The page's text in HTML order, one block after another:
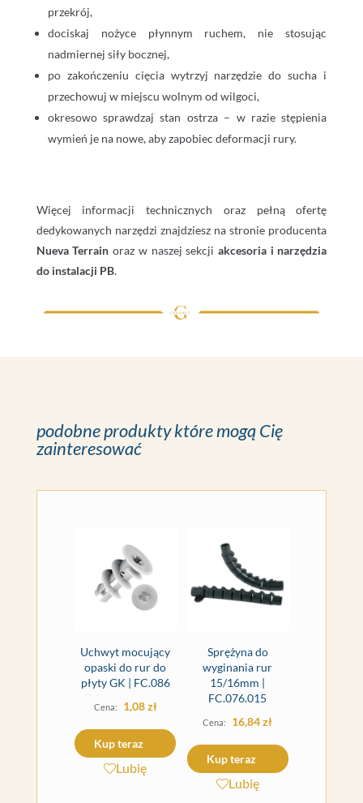
przekrój,
dociskaj nożyce płynnym ruchem, nie stosując
nadmiernej siły bocznej,
po zakończeniu cięcia wytrzyj narzędzie do sucha i
przechowuj w miejscu wolnym od wilgoci,
okresowo sprawdzaj stan ostrza – w razie stępienia
wymień je na nowe, aby zapobiec deformacji rury.
Więcej informacji technicznych oraz pełną ofertę
dedykowanych narzędzi znajdziesz na stronie producenta
Nueva Terrain oraz w naszej sekcji akcesoria i narzędzia
do instalacji PB.
podobne produkty które mogą Cię
zainteresować
Uchwyt mocujący
opaski do rur do
płyty GK | FC.086
1,08zł
Kup teraz
Lubię
Sprężyna do
wyginania rur
15/16mm |
FC.076.015
16,84zł
Kup teraz
Lubię